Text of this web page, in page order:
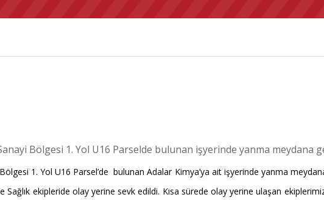
Bölgesi 1. Yol U16 Parselde bulunan işyerinde yanma meydana
1. Yol U16 Parsel’de bulunan Adalar Kimya’ya ait işyerinde yanma
ekipleride olay yerine sevk edildi. Kısa sürede olay yerine ulaşan